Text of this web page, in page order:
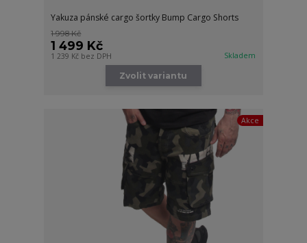
Yakuza pánské cargo šortky Bump Cargo Shorts
1 998 Kč
1 499 Kč
1 239 Kč bez DPH Skladem
Zvolit variantu
Akce